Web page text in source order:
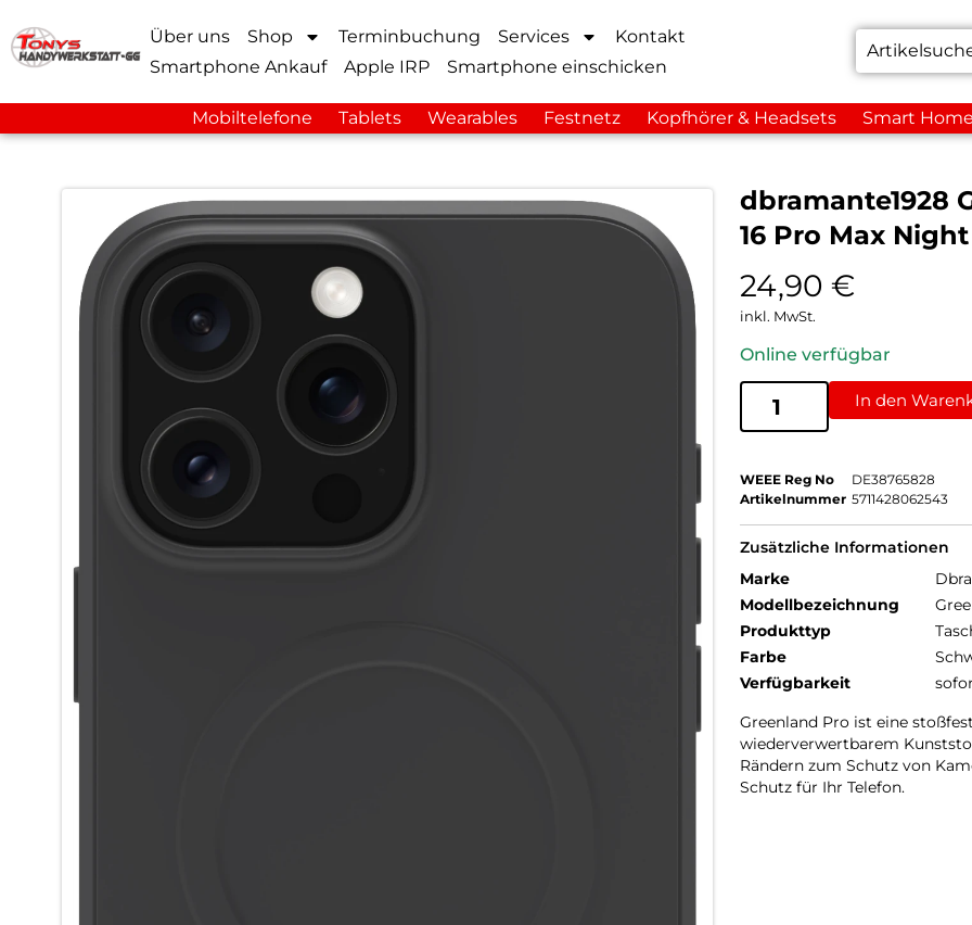
Über uns Shop Terminbuchung Services
Kontakt
Smartphone Ankauf
Apple IRP Smartphone einschicken
Mobiltelefone Tablets Wearables Festnetz Kopfhörer & Headsets Smart
dbramante1928
16 Pro Max
24,90 €
inkl. MwSt.
Online verfügbar
In den
WEEE Reg No
DE38765828
Artikelnummer 5711428062543
Zusätzliche Informationen
Marke
Modellbezeichnung
Produkttyp
Farbe
Verfügbarkeit
Greenland Pro ist eine
wiederverwertbarem
Rändern zum Schutz von
Schutz für Ihr Telefon.